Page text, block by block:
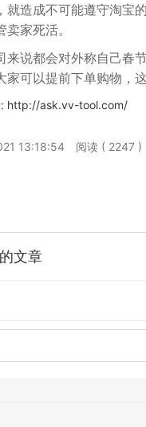
就造成不可能遵守淘宝
家死活。
来说都会对外称自己春
家可以提前下单购物，
: http://ask.vv-tool.com/
13:18:54 阅读 ( 2247 )
文章